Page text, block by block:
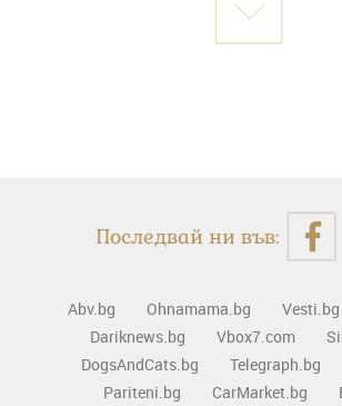
Последвай ни във:
Abv.bg Ohnamama.bg Vesti.bg
Dariknews.bg
Vbox7.com
DogsAndCats.bg
Telegraph.bg
Pariteni.bg
CarMarket.bg